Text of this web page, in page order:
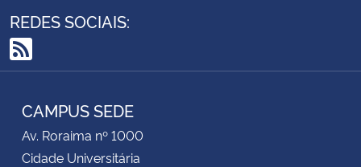
REDES SOCIAIS:
RSS
CAMPUS SEDE
Av. Roraima nº 1000
Cidade Universitária